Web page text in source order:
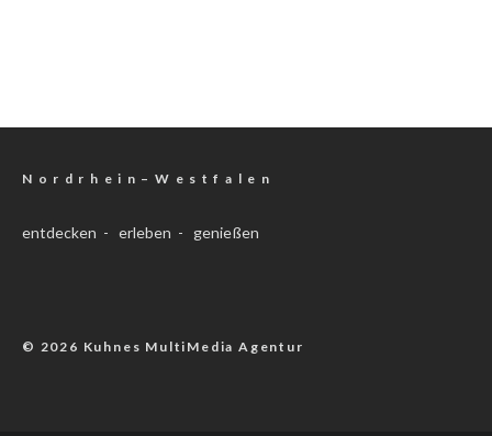
N o r d r h e i n – W e s t f a l e n
entdecken - erleben - genießen
© 2026 Kuhnes MultiMedia Agentur